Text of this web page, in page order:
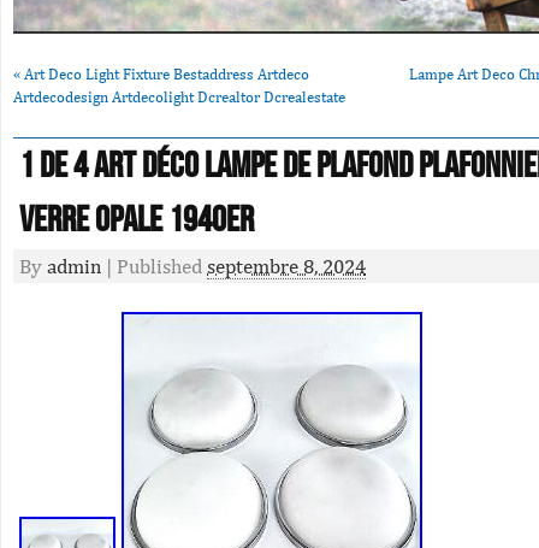
« Art Deco Light Fixture Bestaddress Artdeco
Artdecodesign Artdecolight Dcrealtor Dcrealestate
Lampe Art Deco
1 De 4 Art Déco Lampe de Plafond
Verre Opale 1940er
By admin | Published septembre 8, 2024